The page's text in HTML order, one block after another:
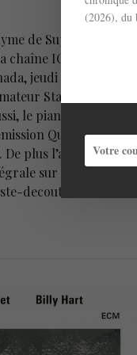
de SuperNova
chaîne ICI
jeudi le 20
Stanley
le pianiste et
Quand le
De plus l’album
sur
decoute du 21…
(2026), du